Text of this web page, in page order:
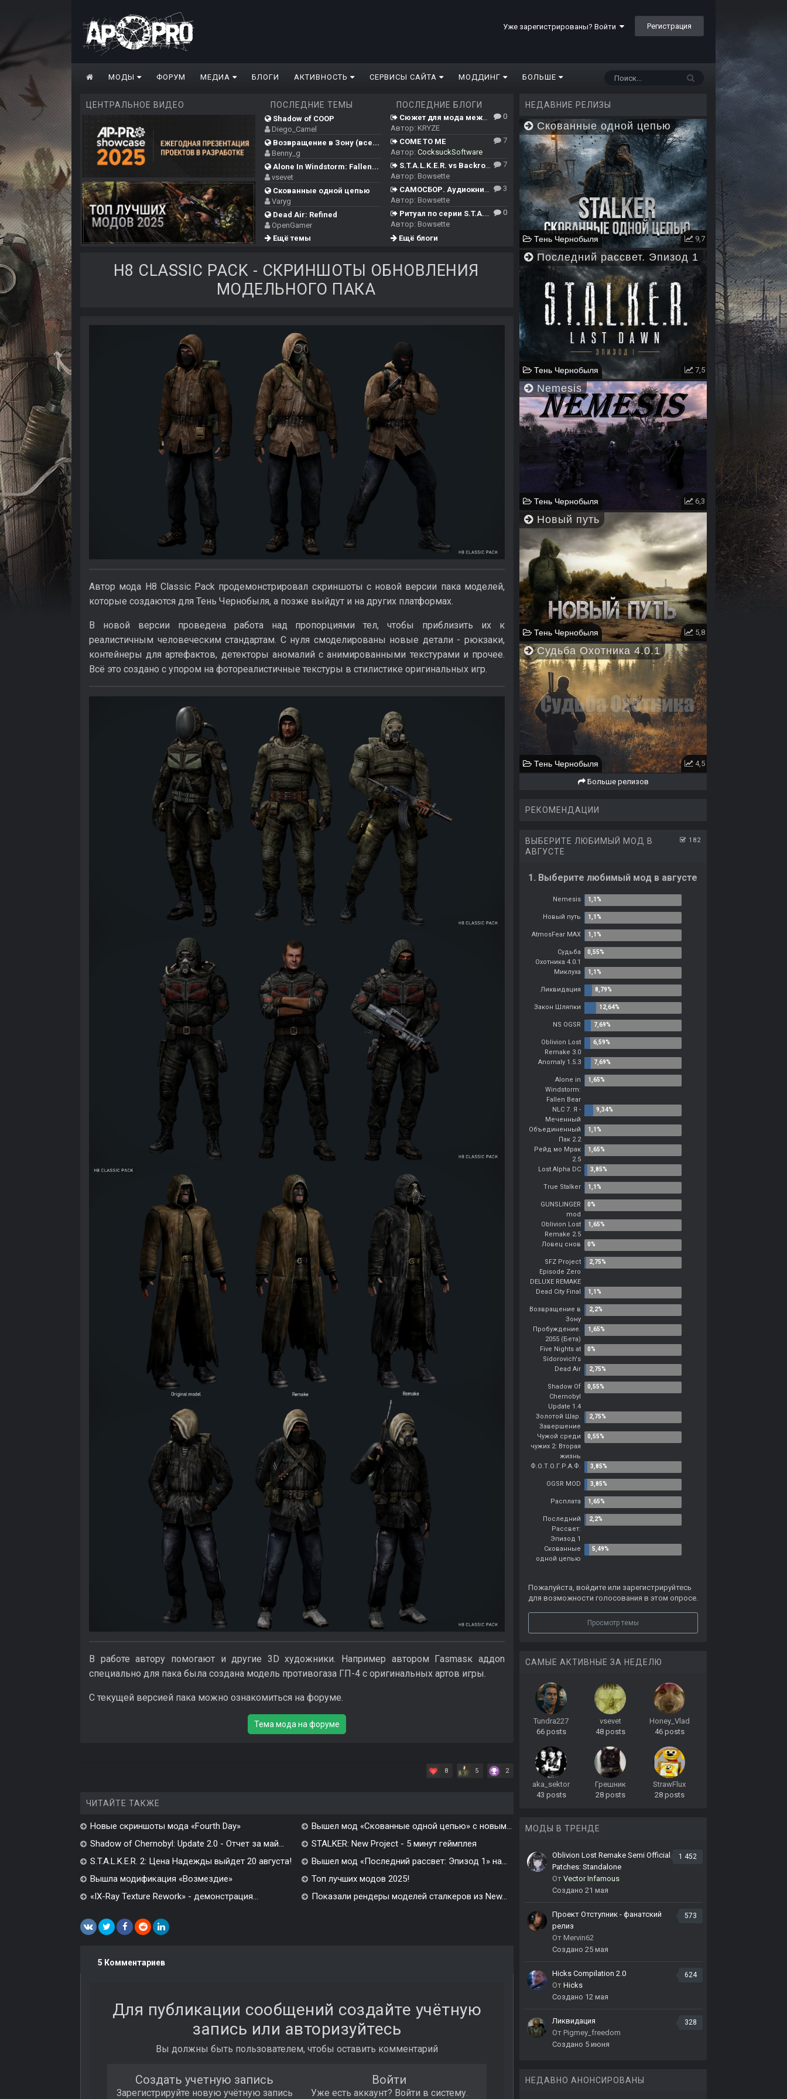
Уже зарегистрированы? Войти Регистрация
МОДЫ ФОРУМ МЕДИА БЛОГИ АКТИВНОСТЬ СЕРВИСЫ САЙТА МОДДИНГ БОЛЬШЕ
ЦЕНТРАЛЬНОЕ ВИДЕО ПОСЛЕДНИЕ ТЕМЫ
Shadow of COOP
Diego_Camel
Возвращение в Зону (все...
Benny_g
Alone In Windstorm: Fallen...
vsevet
Скованные одной цепью
Varyg
Dead Air: Refined
OpenGamer
Ещё темы
ПОСЛЕДНИЕ БЛОГИ
Сюжет для мода между ЧН/ТЧ/ЗП и Сердцем Чернобыля
Автор: KRYZE
0
COME TO ME
Автор: CocksuckSoftware
7
S.T.A.L.K.E.R. vs Backrooms
Автор: Bowsette
7
САМОСБОР. Аудиокнига.
Автор: Bowsette
3
Ритуал по серии S.T.A.L.K.E.R.
Автор: Bowsette
0
Ещё блоги
H8 CLASSIC PACK - СКРИНШОТЫ ОБНОВЛЕНИЯ
МОДЕЛЬНОГО ПАКА
Автор мода H8 Classic Pack продемонстрировал скриншоты с новой версии пака моделей,
которые создаются для Тень Чернобыля, а позже выйдут и на других платформах.
В новой версии проведена работа над пропорциями тел, чтобы приблизить их к
реалистичным человеческим стандартам. С нуля смоделированы новые детали - рюкзаки,
контейнеры для артефактов, детекторы аномалий с анимированными текстурами и прочее.
Всё это создано с упором на фотореалистичные текстуры в стилистике оригинальных игр.
В работе автору помогают и другие 3D художники. Например автором Гasmasк aддon
специально для пака была создана модель противогаза ГП-4 с оригинальных артов игры.
С текущей версией пака можно ознакомиться на форуме.
Тема мода на форуме
8 5 2
ЧИТАЙТЕ ТАКЖЕ
Новые скриншоты мода «Fourth Day»
Вышел мод «Скованные одной цепью» с новым...
Shadow of Chernobyl: Update 2.0 - Отчет за май...
STALKER: New Project - 5 минут геймплея
S.T.A.L.K.E.R. 2: Цена Надежды выйдет 20 августа!
Вышел мод «Последний рассвет: Эпизод 1» на...
Вышла модификация «Возмездие»
Топ лучших модов 2025!
«IX-Ray Texture Rework» - демонстрация...
Показали рендеры моделей сталкеров из New...
5 Комментариев
Для публикации сообщений создайте учётную
запись или авторизуйтесь
Вы должны быть пользователем, чтобы оставить комментарий
Создать учетную запись
Зарегистрируйте новую учётную запись
Войти
Уже есть аккаунт? Войти в систему.
НЕДАВНИЕ РЕЛИЗЫ
Скованные одной цепью
Тень Чернобыля 9,7
Последний рассвет. Эпизод 1
Тень Чернобыля 7,5
Nemesis
Тень Чернобыля 6,3
Новый путь
Тень Чернобыля 5,8
Судьба Охотника 4.0.1
Тень Чернобыля 4,5
Больше релизов
РЕКОМЕНДАЦИИ
182
ВЫБЕРИТЕ ЛЮБИМЫЙ МОД В
АВГУСТЕ
1. Выберите любимый мод в августе
Nemesis
Новый путь
AtmosFear MAX
Судьба
Охотника 4.0.1
Миклуха
Ликвидация
Закон Шляпки
NS OGSR
Oblivion Lost
Remake 3.0
Anomaly 1.5.3
Alone in
Windstorm:
Fallen Bear
NLC 7. Я -
Меченный
Объединенный
Пак 2.2
Рейд мо Мрак
2.5
Lost Alpha DC
True Stalker
GUNSLINGER
mod
Oblivion Lost
Remake 2.5
Ловец снов
SFZ Project
Episode Zero
DELUXE REMAKE
Dead City Final
Возвращение в
Зону
Пробуждение.
2055 (Бета)
Five Nights at
Sidorovich's
Dead Air
Shadow Of
Chernobyl
Update 1.4
Золотой Шар.
Завершение
Чужой среди
чужих 2: Вторая
жизнь
Ф.О.Т.О.Г.Р.А.Ф.
OGSR MOD
Расплата
Последний
Рассвет:
Эпизод 1
Скованные
одной цепью
Пожалуйста, войдите или зарегистрируйтесь
для возможности голосования в этом опросе.
Просмотр темы
САМЫЕ АКТИВНЫЕ ЗА НЕДЕЛЮ
Tundra227
66 posts
vsevet
48 posts
Honey_Vlad
46 posts
aka_sektor
43 posts
Грешник
28 posts
StrawFlux
28 posts
МОДЫ В ТРЕНДЕ
1 452
Oblivion Lost Remake Semi Official
Patches: Standalone
От Vector Infamous
Создано 21 мая
573
Проект Отступник - фанатский
релиз
От Mervin62
Создано 25 мая
624
Hicks Compilation 2.0
От Hicks
Создано 12 мая
328
Ликвидация
От Pigmey_freedom
Создано 5 июня
НЕДАВНО АНОНСИРОВАНЫ